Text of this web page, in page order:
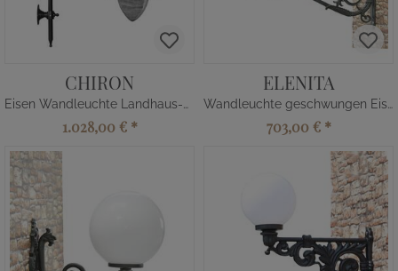
CHIRON
Eisen Wandleuchte Landhaus-Stil
1.028,00 € *
ELENITA
Wandleuchte geschwungen Eisen
703,00 € *